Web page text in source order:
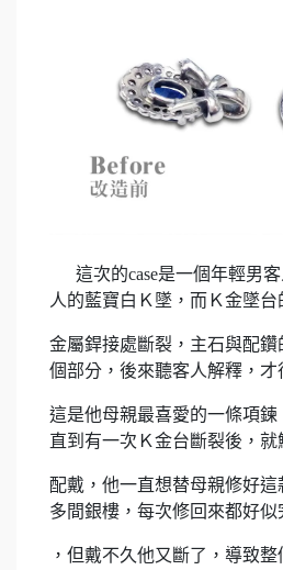
這次的case是一個年輕男客
人的藍寶白Ｋ墜，而Ｋ金墜台
金屬銲接處斷裂，主石與配
個部分，後來聽客人解釋，才
這是他母親最喜愛的一條項鍊
直到有一次Ｋ金台斷裂後，就
配戴，他一直想替母親修好
多間銀樓，每次修回來都好似
，但戴不久他又斷了，導致